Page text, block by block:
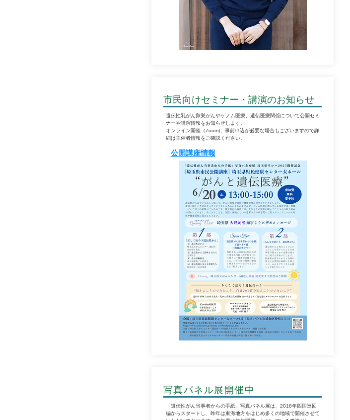
市民向けセミナー・講演のお知らせ
遺伝性乳がん卵巣がんやゲノム医療、遺伝医療関係について公開セミ
ナーや講演情報をお知らせします。
オンライン開催（Zoom)、事前申込が必要な場合もございますので詳
細は主催者情報をご確認ください。
公開講座情報
写真パネル展開催中
「遺伝性がん当事者からの手紙」写真パネル展は、2018年四国巡回
編からスタートし、昨年は東海地方をはじめ多くの地域で開催させて